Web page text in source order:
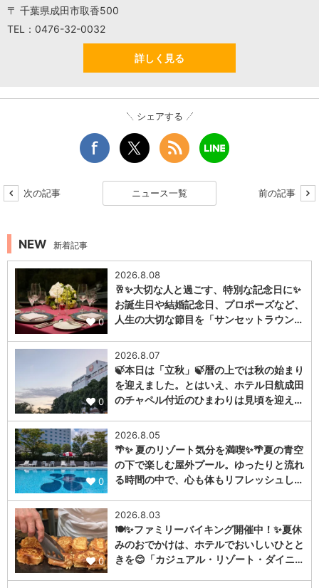
〒 千葉県成田市取香500
TEL：0476-32-0032
詳しく見る
シェアする
次の記事 ニュース一覧 前の記事
NEW 新着記事
0
2026.8.08
🥂✨大切な人と過ごす、特別な記念日に✨
お誕生日や結婚記念日、プロポーズなど、
人生の大切な節目を「サンセットラウン…
0
2026.8.07
🍃本日は「立秋」🍃暦の上では秋の始まり
を迎えました。とはいえ、ホテル日航成田
のチャペル付近のひまわりは見頃を迎え…
0
2026.8.05
🌴✨ 夏のリゾート気分を満喫✨🌴夏の青空
の下で楽しむ屋外プール。ゆったりと流れ
る時間の中で、心も体もリフレッシュし…
0
2026.8.03
🍽️✨ファミリーバイキング開催中！✨夏休
みのおでかけは、ホテルでおいしいひとと
きを😊「カジュアル・リゾート・ダイニ…